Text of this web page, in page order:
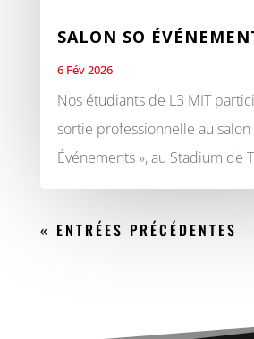
SALON SO
6 Fév 2026
Nos étudiants de L3 MIT
sortie professionnelle au salon
Événements », au Stadium de
« ENTRÉES PRÉCÉDENTES